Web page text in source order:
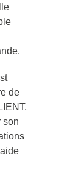
de
son